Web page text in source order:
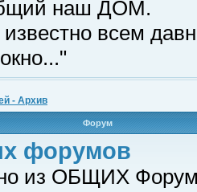
наш ДОМ.
всем
- Архив
Форум
форумов
из ОБЩИХ